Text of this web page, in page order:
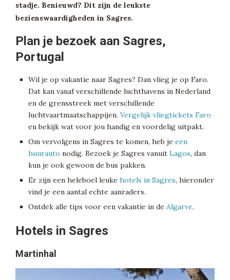
stadje. Benieuwd? Dit zijn de leukste
bezienswaardigheden in Sagres.
Plan je bezoek aan Sagres,
Portugal
Wil je op vakantie naar Sagres? Dan vlieg je op Faro.
Dat kan vanaf verschillende luchthavens in Nederland
en de grensstreek met verschillende
luchtvaartmaatschappijen. Vergelijk vliegtickets Faro
en bekijk wat voor jou handig en voordelig uitpakt.
Om vervolgens in Sagres te komen, heb je een
huurauto nodig. Bezoek je Sagres vanuit Lagos, dan
kun je ook gewoon de bus pakken.
Er zijn een heleboel leuke hotels in Sagres, hieronder
vind je een aantal echte aanraders.
Ontdek alle tips voor een vakantie in de Algarve.
Hotels in Sagres
Martinhal